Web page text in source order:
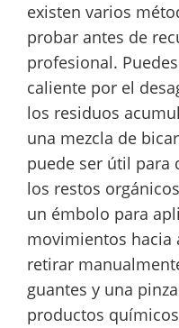
existen varios
probar antes de
profesional.
caliente por el
los residuos
una mezcla de
puede ser útil para
los restos
un émbolo para
movimientos hacia
retirar
guantes y una
productos